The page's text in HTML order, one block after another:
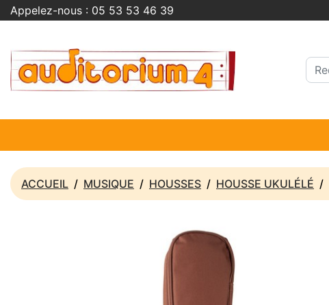
Appelez-nous : 05 53 53 46 39
ACCUEIL MUSIQUE HOUSSES HOUSSE UKULÉLÉ